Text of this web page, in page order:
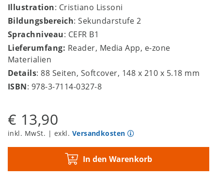
Illustration: Cristiano Lissoni
Bildungsbereich: Sekundarstufe 2
Sprachniveau: CEFR B1
Lieferumfang: Reader, Media App, e-zone
Materialien
Details: 88 Seiten, Softcover, 148 x 210 x 5.18 mm
ISBN: 978-3-7114-0327-8
€ 13,90
inkl. MwSt. | exkl. Versandkosten
In den Warenkorb